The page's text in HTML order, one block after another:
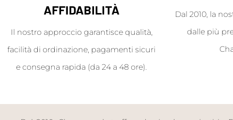
AFFIDABILITÀ
Il nostro approccio garantisce qualità,
facilità di ordinazione, pagamenti sicuri
e consegna rapida (da 24 a 48 ore).
Dal 2010, la
dalle più